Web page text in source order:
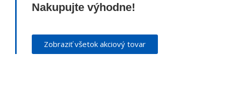
Nakupujte výhodne!
Zobraziť všetok akciový tovar